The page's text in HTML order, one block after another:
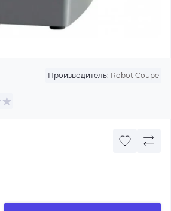
Производитель: Robot Coupe